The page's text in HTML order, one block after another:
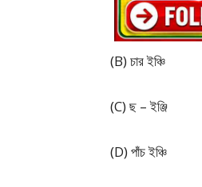
(B) চার ইঞ্চি
(C) ছ – ইঞ্জি
(D) পাঁচ ইঞ্চি